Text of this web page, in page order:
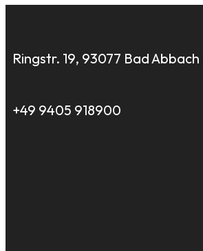
Ringstr. 19, 93077 Bad Abbach
+49 9405 918900